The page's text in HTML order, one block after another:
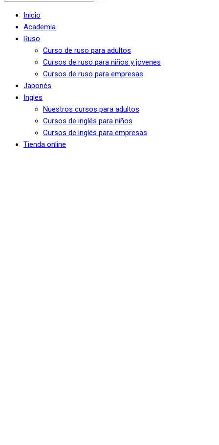
Inicio
Academia
Ruso
Curso de ruso para adultos
Cursos de ruso para niños y jovenes
Cursos de ruso para empresas
Japonés
Ingles
Nuestros cursos para adultos
Cursos de inglés para niños
Cursos de inglés para empresas
Tienda online